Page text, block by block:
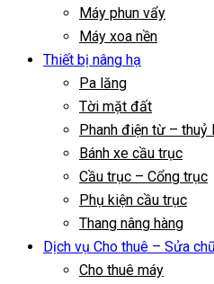
Máy phun vẩy
Máy xoa nền
Thiết bị nâng hạ
Pa lăng
Tời mặt đất
Phanh điện từ – thuỷ
Bánh xe cầu trục
Cầu trục – Cổng trục
Phụ kiện cầu trục
Thang nâng hàng
Dịch vụ Cho thuê – Sửa
Cho thuê máy